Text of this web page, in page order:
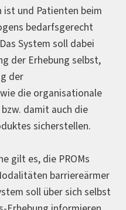
ist und Patienten beim
bedarfsgerecht
System soll dabei
der Erhebung selbst,
der
die organisationale
damit auch die
sicherstellen.
gilt es, die PROMs
barriereärmer
soll über sich selbst